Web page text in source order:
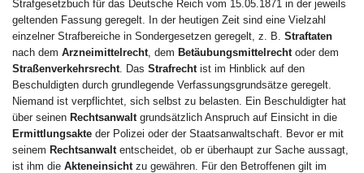
Strafgesetzbuch für das Deutsche Reich vom 15.05.1871 in der jeweils
geltenden Fassung geregelt. In der heutigen Zeit sind eine Vielzahl
einzelner Strafbereiche in Sondergesetzen geregelt, z. B. Straftaten
nach dem Arzneimittelrecht , dem Betäubungsmittelrecht oder dem
Straßenverkehrsrecht . Das Strafrecht ist im Hinblick auf den
Beschuldigten durch grundlegende Verfassungsgrundsätze geregelt.
Niemand ist verpflichtet, sich selbst zu belasten. Ein Beschuldigter hat
über seinen Rechtsanwalt grundsätzlich Anspruch auf Einsicht in die
Ermittlungsakte der Polizei oder der Staatsanwaltschaft. Bevor er mit
seinem Rechtsanwalt entscheidet, ob er überhaupt zur Sache aussagt,
ist ihm die Akteneinsicht zu gewähren. Für den Betroffenen gilt im